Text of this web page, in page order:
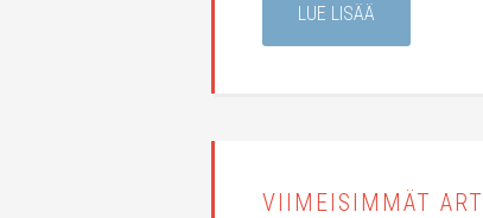
LUE LISÄÄ
VIIMEISIMMÄT